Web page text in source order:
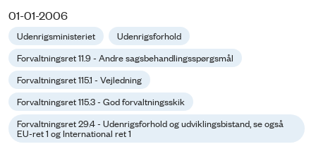
01-01-2006
Udenrigsministeriet
Udenrigsforhold
Forvaltningsret 11.9 - Andre sagsbehandlingsspørgsmål
Forvaltningsret 115.1 - Vejledning
Forvaltningsret 115.3 - God forvaltningsskik
Forvaltningsret 29.4 - Udenrigsforhold og udviklingsbistand, se også
EU-ret 1 og International ret 1